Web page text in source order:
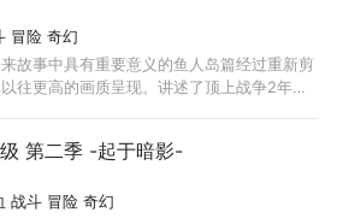
冒险 奇幻
故事中具有重要意义的鱼人岛篇经过重新剪
往更高的画质呈现。讲述了顶上战争2年后
第二季 -起于暗影-
战斗 冒险 奇幻